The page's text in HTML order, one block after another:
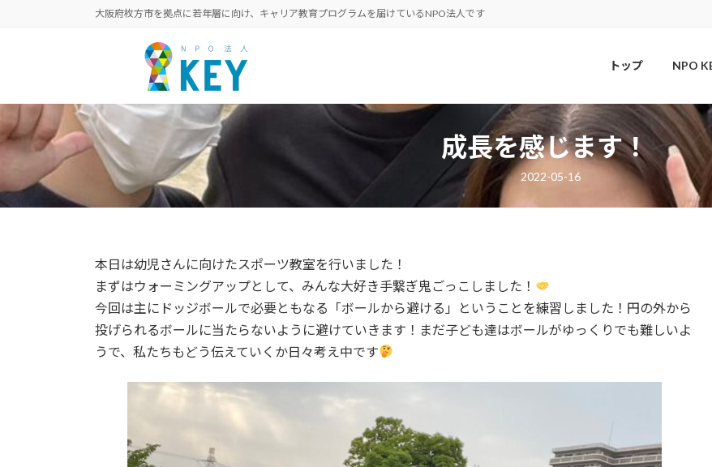
へ
ス
キ
プ
ョ
ン
に
動
大阪府枚方市を拠点に若年層に向け、キャリア教育プログラムを届けているNPO法人です
トップ NPO
成長を感じます！
2022-05-16
本日は幼児さんに向けたスポーツ教室を行いました！
まずはウォーミングアップとして、みんな大好き手繋ぎ鬼ごっこしました！
今回は主にドッジボールで必要ともなる「ボールから避ける」ということを練習しました！円の外から
投げられるボールに当たらないように避けていきます！まだ子ども達はボールがゆっくりでも難しいよ
うで、私たちもどう伝えていくか日々考え中です